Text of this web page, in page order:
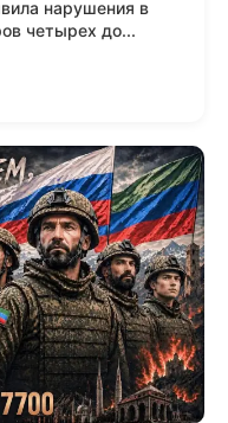
нарушения в
четырех до...